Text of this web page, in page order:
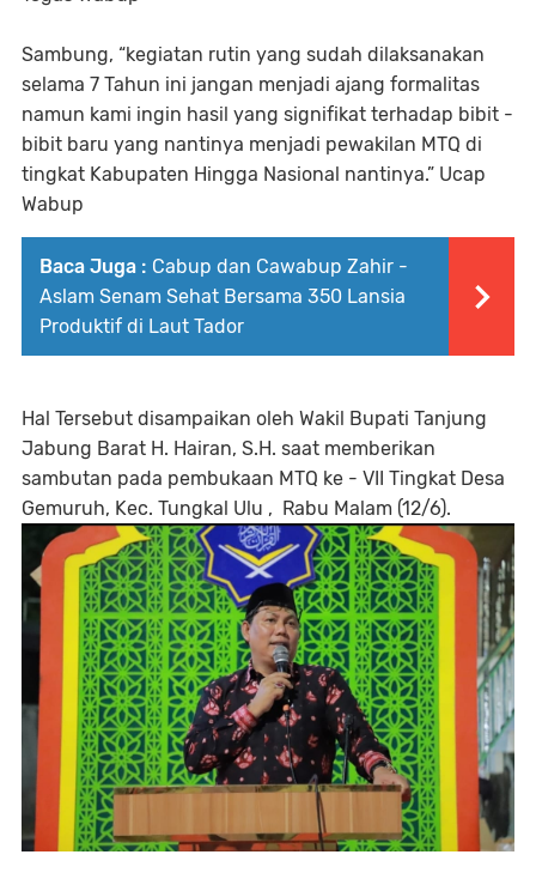
Sambung, “kegiatan rutin yang sudah dilaksanakan
selama 7 Tahun ini jangan menjadi ajang formalitas
namun kami ingin hasil yang signifikat terhadap bibit -
bibit baru yang nantinya menjadi pewakilan MTQ di
tingkat Kabupaten Hingga Nasional nantinya.” Ucap
Wabup
Baca Juga : Cabup dan Cawabup Zahir -
Aslam Senam Sehat Bersama 350 Lansia
Produktif di Laut Tador
Hal Tersebut disampaikan oleh Wakil Bupati Tanjung
Jabung Barat H. Hairan, S.H. saat memberikan
sambutan pada pembukaan MTQ ke - VII Tingkat Desa
Gemuruh, Kec. Tungkal Ulu , Rabu Malam (12/6).